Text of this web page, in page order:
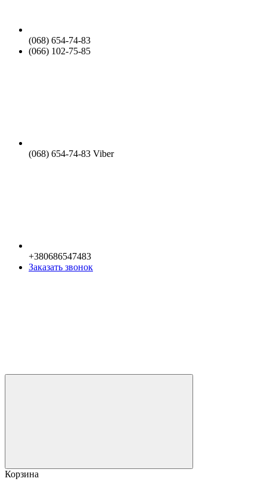
(068) 654-74-83
(066) 102-75-85
(068) 654-74-83 Viber
+380686547483
Заказать звонок
Корзина